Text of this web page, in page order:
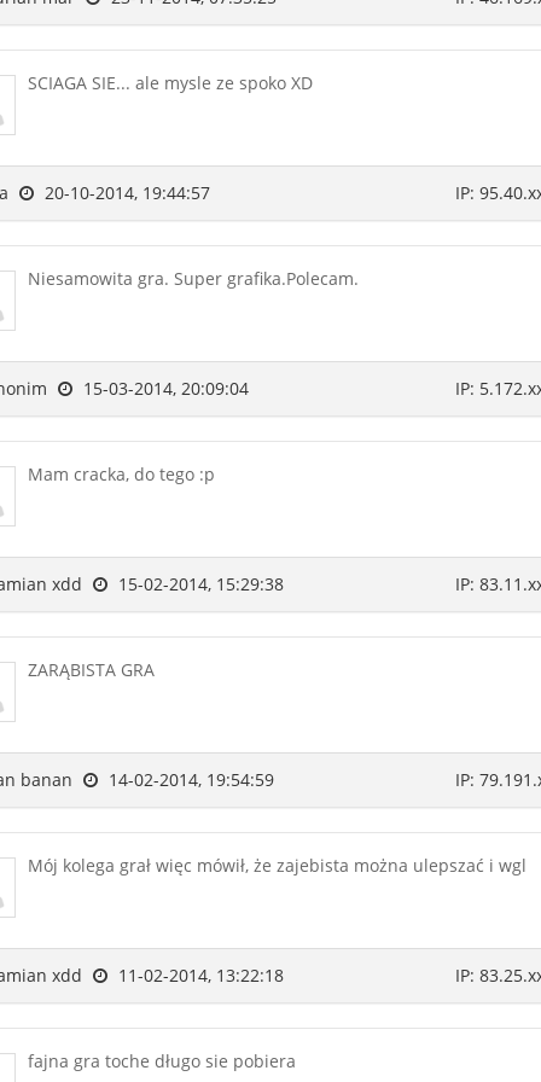
SCIAGA SIE... ale mysle ze spoko XD
20-10-2014, 19:44:57 IP:
Niesamowita gra. Super grafika.Polecam.
15-03-2014, 20:09:04 IP:
Mam cracka, do tego :p
xdd 15-02-2014, 15:29:38 IP:
ZARĄBISTA GRA
banan 14-02-2014, 19:54:59 IP:
Mój kolega grał więc mówił, że zajebista można ulepszać i wgl
xdd 11-02-2014, 13:22:18 IP:
fajna gra toche długo sie pobiera